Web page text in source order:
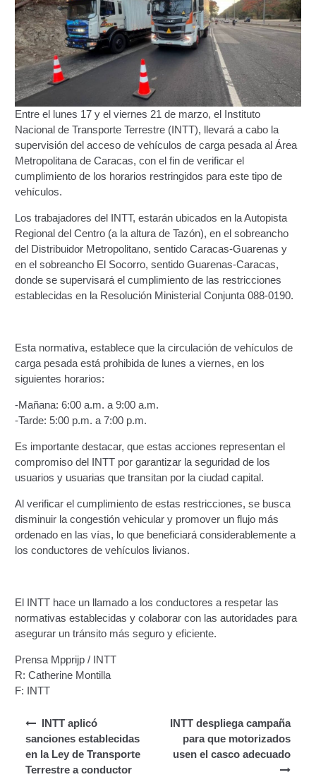
Certificación Provisional de Prestación del Servicio de
Transporte Público de Personas Modalidad Periférico
(RUTAS SUBURBANA O INTERURBANAS) – Servicio
Frecuente
Consultas Privadas
Educación Vial
Escuelas del Transporte e Instructores de Manejo
Estacionamientos registrados ante el INTT
Estructura Organizativa del INTT
Homologación
Autorización de Circulación Para Unidades Que
Constancia De Cumplimiento Sobre Homologación
Para Vehículos Importados.
y ubicación Número de Identificación vehicular (NIV).
Homologación de Prototipo Vehicular.
Homologación Vehícular Por Reformas de
Vehículos de Carga, Transporte de Personas y Gruas).
Registro de Empresas Fabricantes, Ensambladoras,
Junta Directiva
Junta Directiva Old
Licencia para Conducir
Certificación de Datos para Efectos Consulares con
Apostilla Electrónica
Entre el lunes 17 y el viernes 21 de marzo, el Instituto
Nacional de Transporte Terrestre (INTT), llevará a cabo la
supervisión del acceso de vehículos de carga pesada al Área
Metropolitana de Caracas, con el fin de verificar el
cumplimiento de los horarios restringidos para este tipo de
vehículos.
Los trabajadores del INTT, estarán ubicados en la Autopista
Regional del Centro (a la altura de Tazón), en el sobreancho
del Distribuidor Metropolitano, sentido Caracas-Guarenas y
en el sobreancho El Socorro, sentido Guarenas-Caracas,
donde se supervisará el cumplimiento de las restricciones
establecidas en la Resolución Ministerial Conjunta 088-0190.
Esta normativa, establece que la circulación de vehículos de
carga pesada está prohibida de lunes a viernes, en los
siguientes horarios:
-Mañana: 6:00 a.m. a 9:00 a.m.
-Tarde: 5:00 p.m. a 7:00 p.m.
Es importante destacar, que estas acciones representan el
compromiso del INTT por garantizar la seguridad de los
usuarios y usuarias que transitan por la ciudad capital.
Al verificar el cumplimiento de estas restricciones, se busca
disminuir la congestión vehicular y promover un flujo más
ordenado en las vías, lo que beneficiará considerablemente a
los conductores de vehículos livianos.
El INTT hace un llamado a los conductores a respetar las
normativas establecidas y colaborar con las autoridades para
asegurar un tránsito más seguro y eficiente.
Prensa Mpprijp / INTT
R: Catherine Montilla
F: INTT
Navegación de entradas
INTT aplicó
sanciones establecidas
en la Ley de Transporte
Terrestre a conductor
INTT despliega campaña
para que motorizados
usen el casco adecuado